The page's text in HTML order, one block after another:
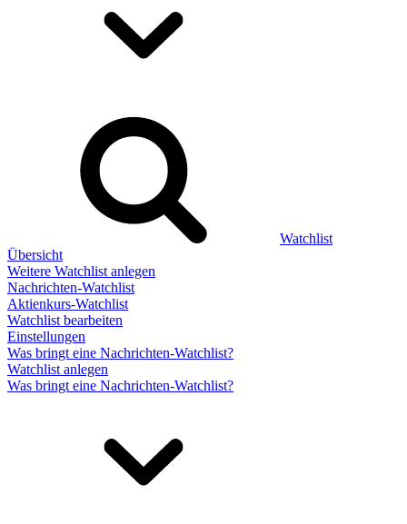
Watchlist
Übersicht
Weitere Watchlist anlegen
Nachrichten-Watchlist
Aktienkurs-Watchlist
Watchlist bearbeiten
Einstellungen
Was bringt eine Nachrichten-Watchlist?
Watchlist anlegen
Was bringt eine Nachrichten-Watchlist?